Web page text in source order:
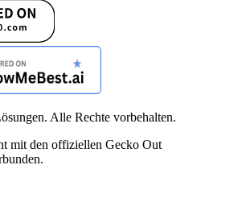
Alle Rechte vorbehalten.
mit den offiziellen Gecko Out